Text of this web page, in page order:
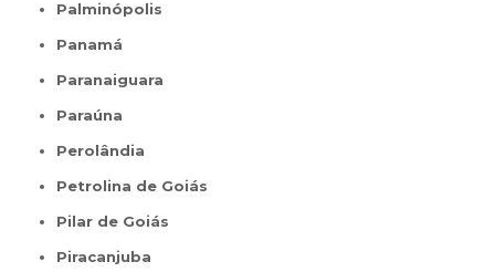
Palminópolis
Panamá
Paranaiguara
Paraúna
Perolândia
Petrolina de Goiás
Pilar de Goiás
Piracanjuba